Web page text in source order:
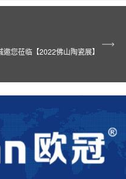
您莅临【2022佛山陶瓷展】